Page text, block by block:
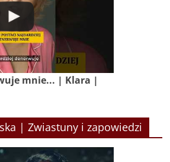
mnie... | Klara |
| Zwiastuny i zapowiedzi